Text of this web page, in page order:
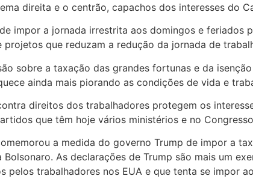
direita e o centrão, capachos dos interesses do
impor a jornada irrestrita aos domingos e feriados
que reduzam a redução da jornada de
sobre a taxação das grandes fortunas e da
ainda mais piorando as condições de vida e
direitos dos trabalhadores protegem os
que têm hoje vários ministérios e no
a medida do governo Trump de impor a
As declarações de Trump são mais um
pelos trabalhadores nos EUA e que tenta se impor